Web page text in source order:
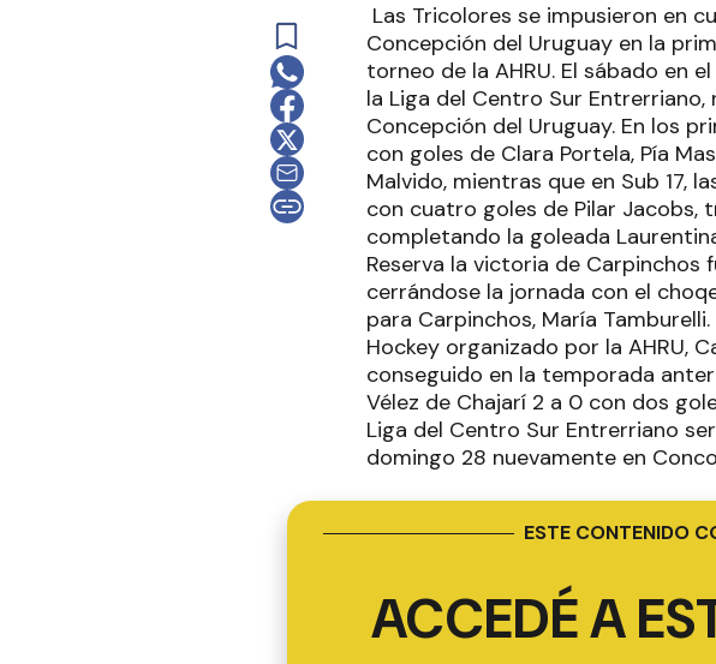
Las Tricolores se impusieron en
Concepción del Uruguay en la
torneo de la AHRU. El sábado en
la Liga del Centro Sur
Concepción del Uruguay. En los
con goles de Clara Portela, Pía
Malvido, mientras que en Sub 17,
con cuatro goles de Pilar Jacobs,
completando la goleada
Reserva la victoria de Carpinchos
cerrándose la jornada con el
para Carpinchos, María
Hockey organizado por la AHRU,
conseguido en la temporada
Vélez de Chajarí 2 a 0 con dos
Liga del Centro Sur Entrerriano
domingo 28 nuevamente en
ESTE CONTENIDO
ACCEDÉ A